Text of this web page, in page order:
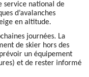
service national de
d’avalanches
en altitude.
journées. La
de skier hors des
un équipement
et de rester informé